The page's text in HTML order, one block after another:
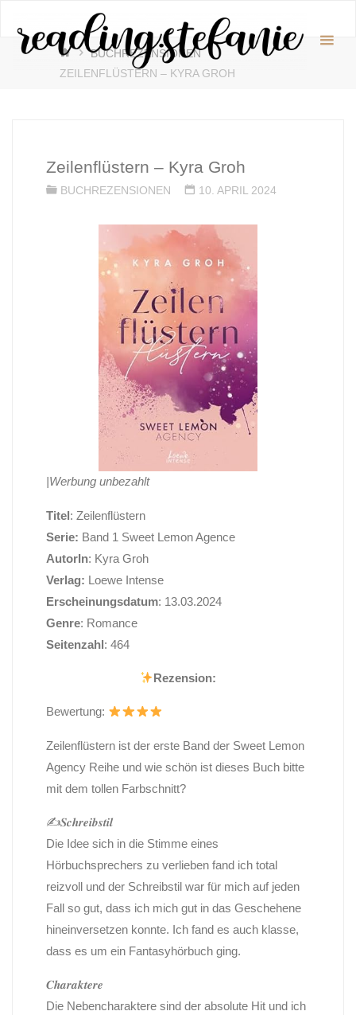
Inhalt
springen
♥️
STARTBUCHREZENSIONEN
ZEILENFLÜSTERN – KYRA GROH
Zeilenflüstern – Kyra Groh
BUCHREZENSIONEN 10. APRIL 2024
|Werbung unbezahlt
Titel: Zeilenflüstern
Serie: Band 1 Sweet Lemon Agence
AutorIn: Kyra Groh
Verlag: Loewe Intense
Erscheinungsdatum: 13.03.2024
Genre: Romance
Seitenzahl: 464
Rezension:
Bewertung:
Zeilenflüstern ist der erste Band der Sweet Lemon
Agency Reihe und wie schön ist dieses Buch bitte
mit dem tollen Farbschnitt?
✍️𝑺𝒄𝒉𝒓𝒆𝒊𝒃𝒔𝒕𝒊𝒍
Die Idee sich in die Stimme eines
Hörbuchsprechers zu verlieben fand ich total
reizvoll und der Schreibstil war für mich auf jeden
Fall so gut, dass ich mich gut in das Geschehene
hineinversetzen konnte. Ich fand es auch klasse,
dass es um ein Fantasyhörbuch ging.
𝑪𝒉𝒂𝒓𝒂𝒌𝒕𝒆𝒓𝒆
Die Nebencharaktere sind der absolute Hit und ich